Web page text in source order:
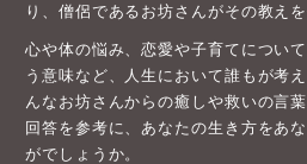
り、僧侶であるお坊さんがその教え
心や体の悩み、恋愛や子育てについ
う意味など、人生において誰もが考
んなお坊さんからの癒しや救いの言
回答を参考に、あなたの生き方をあ
がでしょうか。